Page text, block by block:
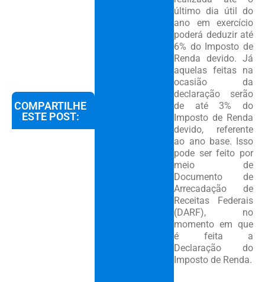
COMPARTILHE
ESTE POST:
último dia útil do
ano em exercício
poderá deduzir até
6% do Imposto de
Renda devido. Já
aquelas feitas na
ocasião da
declaração serão
de até 3% do
Imposto de Renda
devido, referente
ao ano base. Isso
pode ser feito por
meio de
Documento de
Arrecadação de
Receitas Federais
(DARF), no
momento em que
é feita a
Declaração do
Imposto de Renda.